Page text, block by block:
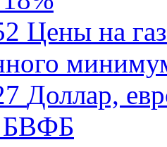
Цены на
Доллар,
БВФБ